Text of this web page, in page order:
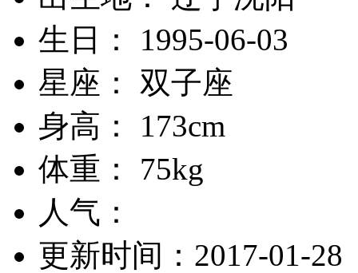
生日： 1995-06-03
星座： 双子座
身高： 173cm
体重： 75kg
人气：
更新时间：2017-01-28